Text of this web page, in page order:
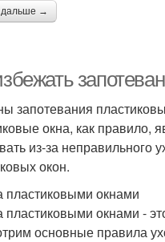
дальше →
запотевания
окна, как
из-за
окон.
пластиковыми окнами
пластиковыми окнами -
основные правила